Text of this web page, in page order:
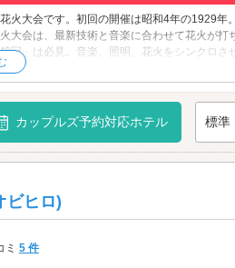
火大会です。初回の開催は昭和4年の1929年
会は、最新技術と音楽に合わせて花火が打
冠」は必見。音楽、照明、花火をシンクロさ
。
カップルズ予約対応ホテル 標準
ビヒロ)
3
ミ 5 件